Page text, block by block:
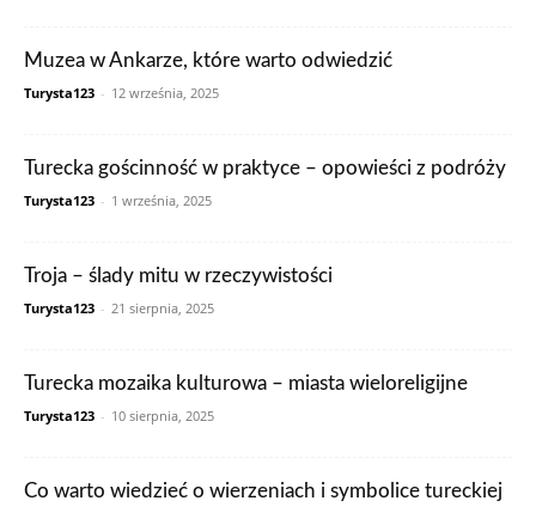
Muzea w Ankarze, które warto odwiedzić
Turysta123 - 12 września, 2025
Turecka gościnność w praktyce – opowieści z podróży
Turysta123 - 1 września, 2025
Troja – ślady mitu w rzeczywistości
Turysta123 - 21 sierpnia, 2025
Turecka mozaika kulturowa – miasta wieloreligijne
Turysta123 - 10 sierpnia, 2025
Co warto wiedzieć o wierzeniach i symbolice tureckiej